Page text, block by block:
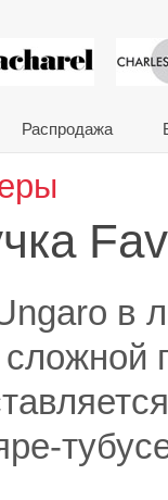
Распродажа
в